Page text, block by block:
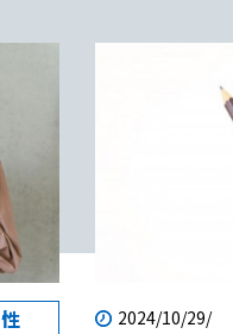
2024/10/29/